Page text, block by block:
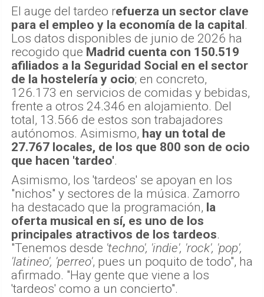
El auge del tardeo refuerza un sector clave
para el empleo y la economía de la capital.
Los datos disponibles de junio de 2026 ha
recogido que Madrid cuenta con 150.519
afiliados a la Seguridad Social en el sector
de la hostelería y ocio; en concreto,
126.173 en servicios de comidas y bebidas,
frente a otros 24.346 en alojamiento. Del
total, 13.566 de estos son trabajadores
autónomos. Asimismo, hay un total de
27.767 locales, de los que 800 son de ocio
que hacen 'tardeo'.
Asimismo, los 'tardeos' se apoyan en los
"nichos" y sectores de la música. Zamorro
ha destacado que la programación, la
oferta musical en sí, es uno de los
principales atractivos de los tardeos.
"Tenemos desde 'techno', 'indie', 'rock', 'pop',
'latineo', 'perreo', pues un poquito de todo", ha
afirmado. "Hay gente que viene a los
'tardeos' como a un concierto".